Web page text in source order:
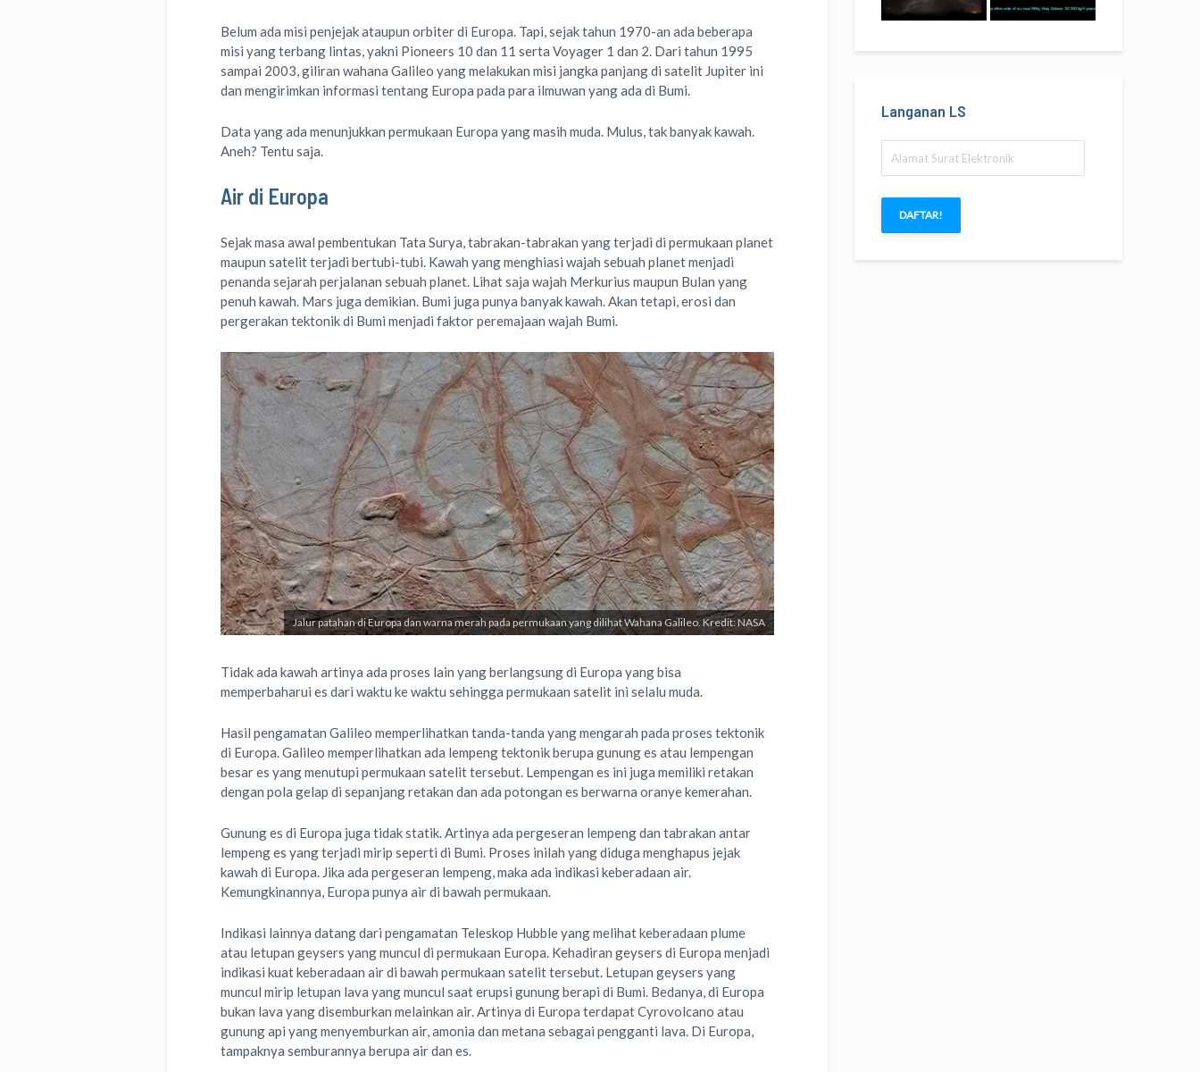
Belum ada misi penjejak ataupun orbiter di Europa. Tapi, sejak tahun 1970-an ada beberapa
misi yang terbang lintas, yakni Pioneers 10 dan 11 serta Voyager 1 dan 2. Dari tahun 1995
sampai 2003, giliran wahana Galileo yang melakukan misi jangka panjang di satelit Jupiter ini
dan mengirimkan informasi tentang Europa pada para ilmuwan yang ada di Bumi.
Data yang ada menunjukkan permukaan Europa yang masih muda. Mulus, tak banyak kawah.
Aneh? Tentu saja.
Air di Europa
Sejak masa awal pembentukan Tata Surya, tabrakan-tabrakan yang terjadi di permukaan planet
maupun satelit terjadi bertubi-tubi. Kawah yang menghiasi wajah sebuah planet menjadi
penanda sejarah perjalanan sebuah planet. Lihat saja wajah Merkurius maupun Bulan yang
penuh kawah. Mars juga demikian. Bumi juga punya banyak kawah. Akan tetapi, erosi dan
pergerakan tektonik di Bumi menjadi faktor peremajaan wajah Bumi.
Jalur patahan di Europa dan warna merah pada permukaan yang dilihat Wahana Galileo. Kredit: NASA
Tidak ada kawah artinya ada proses lain yang berlangsung di Europa yang bisa
memperbaharui es dari waktu ke waktu sehingga permukaan satelit ini selalu muda.
Hasil pengamatan Galileo memperlihatkan tanda-tanda yang mengarah pada proses tektonik
di Europa. Galileo memperlihatkan ada lempeng tektonik berupa gunung es atau lempengan
besar es yang menutupi permukaan satelit tersebut. Lempengan es ini juga memiliki retakan
dengan pola gelap di sepanjang retakan dan ada potongan es berwarna oranye kemerahan.
Gunung es di Europa juga tidak statik. Artinya ada pergeseran lempeng dan tabrakan antar
lempeng es yang terjadi mirip seperti di Bumi. Proses inilah yang diduga menghapus jejak
kawah di Europa. Jika ada pergeseran lempeng, maka ada indikasi keberadaan air.
Kemungkinannya, Europa punya air di bawah permukaan.
Indikasi lainnya datang dari pengamatan Teleskop Hubble yang melihat keberadaan plume
atau letupan geysers yang muncul di permukaan Europa. Kehadiran geysers di Europa menjadi
indikasi kuat keberadaan air di bawah permukaan satelit tersebut. Letupan geysers yang
muncul mirip letupan lava yang muncul saat erupsi gunung berapi di Bumi. Bedanya, di Europa
bukan lava yang disemburkan melainkan air. Artinya di Europa terdapat Cyrovolcano atau
gunung api yang menyemburkan air, amonia dan metana sebagai pengganti lava. Di Europa,
tampaknya semburannya berupa air dan es.
Langanan LS
Surat
Elektronik
DAFTAR!